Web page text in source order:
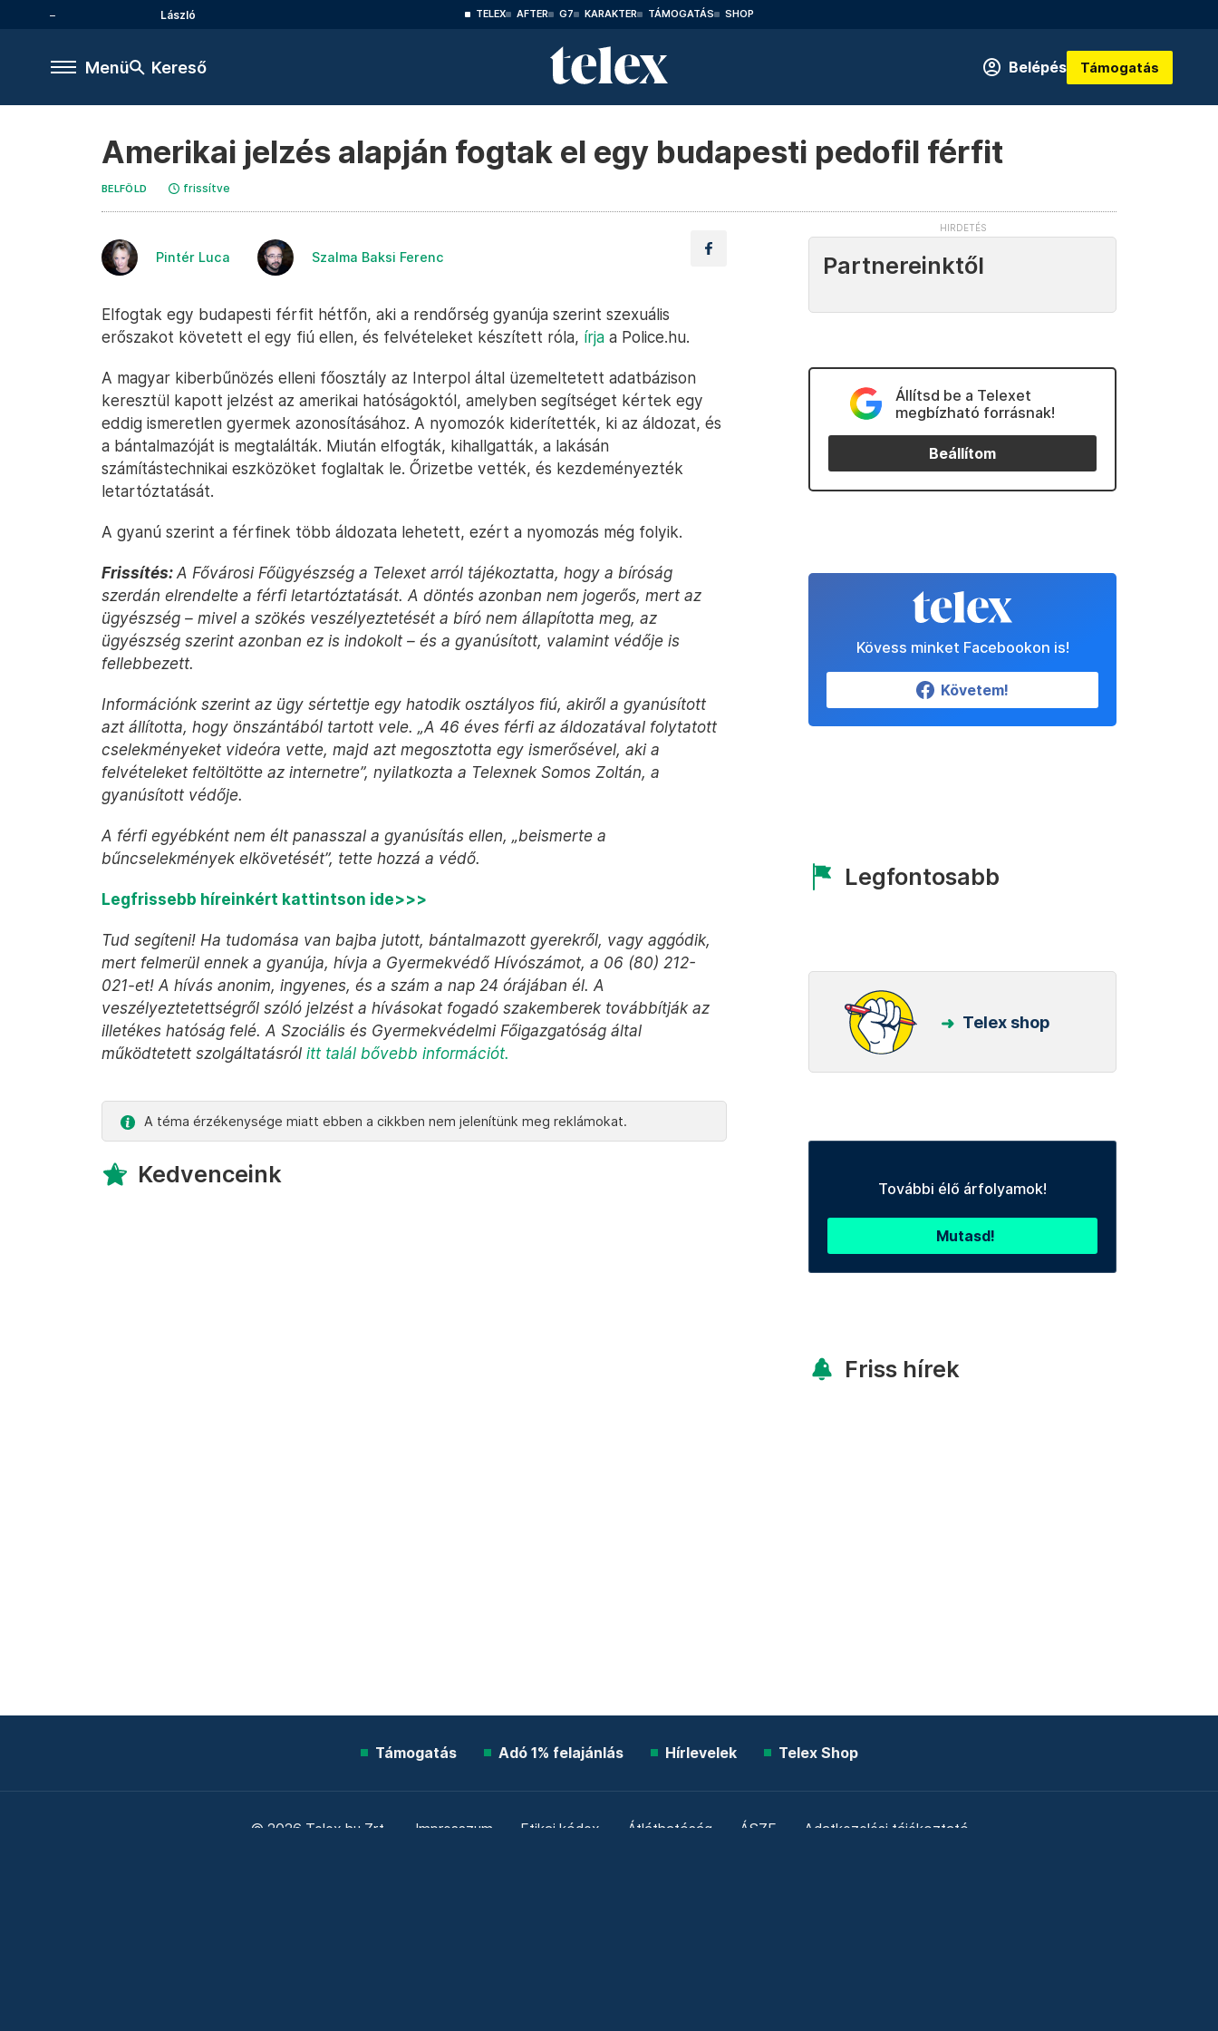
László TELEX AFTER G7 KARAKTER TÁMOGATÁS SHOP
Menü Kereső Belépés Támogatás
Amerikai jelzés alapján fogtak el egy budapesti pedofil férfit
BELFÖLD frissítve
Pintér Luca Szalma Baksi Ferenc
Elfogtak egy budapesti férfit hétfőn, aki a rendőrség gyanúja szerint szexuális
erőszakot követett el egy fiú ellen, és felvételeket készített róla, írja a Police.hu.
A magyar kiberbűnözés elleni főosztály az Interpol által üzemeltetett adatbázison
keresztül kapott jelzést az amerikai hatóságoktól, amelyben segítséget kértek egy
eddig ismeretlen gyermek azonosításához. A nyomozók kiderítették, ki az áldozat, és
a bántalmazóját is megtalálták. Miután elfogták, kihallgatták, a lakásán
számítástechnikai eszközöket foglaltak le. Őrizetbe vették, és kezdeményezték
letartóztatását.
A gyanú szerint a férfinek több áldozata lehetett, ezért a nyomozás még folyik.
Frissítés:A Fővárosi Főügyészség a Telexet arról tájékoztatta, hogy a bíróság
szerdán elrendelte a férfi letartóztatását. A döntés azonban nem jogerős, mert az
ügyészség – mivel a szökés veszélyeztetését a bíró nem állapította meg, az
ügyészség szerint azonban ez is indokolt – és a gyanúsított, valamint védője is
fellebbezett.
Információnk szerint az ügy sértettje egy hatodik osztályos fiú, akiről a gyanúsított
azt állította, hogy önszántából tartott vele. „A 46 éves férfi az áldozatával folytatott
cselekményeket videóra vette, majd azt megosztotta egy ismerősével, aki a
felvételeket feltöltötte az internetre”, nyilatkozta a Telexnek Somos Zoltán, a
gyanúsított védője.
A férfi egyébként nem élt panasszal a gyanúsítás ellen, „beismerte a
bűncselekmények elkövetését”, tette hozzá a védő.
Legfrissebb híreinkért kattintson ide>>>
Tud segíteni! Ha tudomása van bajba jutott, bántalmazott gyerekről, vagy aggódik,
mert felmerül ennek a gyanúja, hívja a Gyermekvédő Hívószámot, a 06 (80) 212-
021-et! A hívás anonim, ingyenes, és a szám a nap 24 órájában él. A
veszélyeztetettségről szóló jelzést a hívásokat fogadó szakemberek továbbítják az
illetékes hatóság felé. A Szociális és Gyermekvédelmi Főigazgatóság által
működtetett szolgáltatásról itt talál bővebb információt.
A téma érzékenysége miatt ebben a cikkben nem jelenítünk meg reklámokat.
Kedvenceink
Partnereinktől
Állítsd be a Telexet
megbízható forrásnak!
Beállítom
Kövess minket Facebookon is!
Követem!
Legfontosabb
Telex shop
További élő árfolyamok!
Mutasd!
Friss hírek
Támogatás Adó 1% felajánlás Hírlevelek Telex Shop
© 2026 Telex.hu Zrt. Impresszum Etikai kódex Átláthatóság ÁSZF Adatkezelési tájékoztató